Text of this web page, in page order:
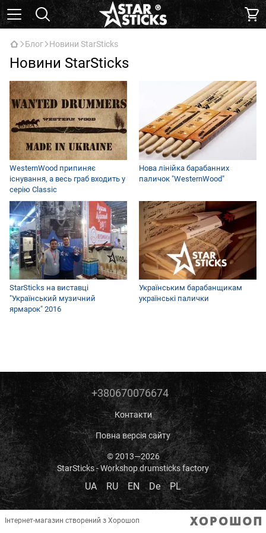
Блог Новини StarSticks
Новини StarSticks
WesternWood припиняє
існування, а весь граб входить у
серію Classic
Нова лінійка барабанних
паличок "WesternWood"
StarSticks на виставці
"Український музичний
ярмарок" 2016
Українським барабанщикам
українські палички
+380670076674
Контакти
Повна версія сайту
© 2013—2026
StarSticks - Workshop drumsticks factory
UA RU EN De PL
Інтернет-магазин створений з Хорошоп